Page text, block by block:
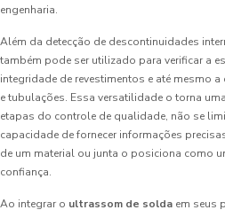
engenharia.
Além da detecção de descontinuidades
também pode ser utilizado para verificar a
integridade de revestimentos e até mesmo
e tubulações. Essa versatilidade o torna
etapas do controle de qualidade, não se
capacidade de fornecer informações
de um material ou junta o posiciona como
confiança.
Ao integrar o ultrassom de solda em seus